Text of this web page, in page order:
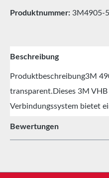
Produktnummer: 3M4905-
Beschreibung
Produktbeschreibung3M
transparent.Dieses 3M
Verbindungssystem bietet
Bewertungen